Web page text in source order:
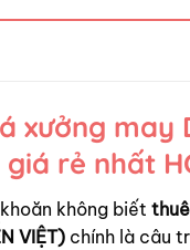
xưởng may
rẻ nhất
không biết
VIỆT)chính là câu